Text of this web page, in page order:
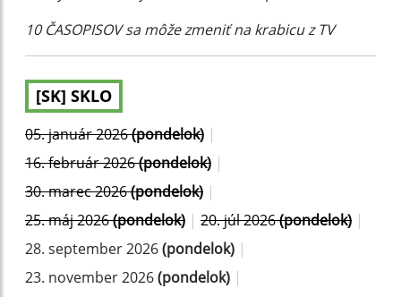
10 ČASOPISOV sa môže zmeniť na krabicu z TV
[SK] SKLO
05. január 2026(pondelok) |
16. február 2026(pondelok) |
30. marec 2026(pondelok) |
25. máj 2026(pondelok) | 20. júl 2026(pondelok) |
28. september 2026(pondelok) |
23. november 2026(pondelok) |